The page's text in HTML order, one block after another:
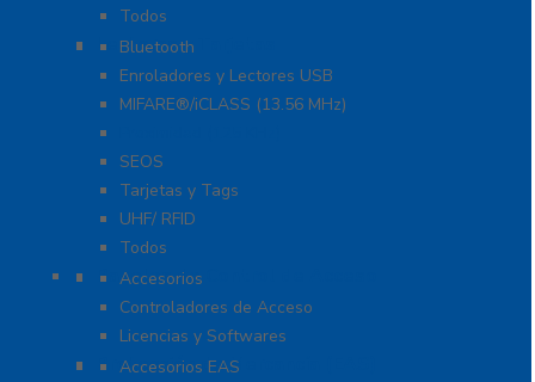
Todos
Lectoras y Tarjetas
Bluetooth
Enroladores y Lectores USB
MIFARE®/iCLASS (13.56 MHz)
SEOS
Tarjetas y Tags
UHF/ RFID
Todos
Paneles de Control de Acceso
Accesorios
Controladores de Acceso
Licencias y Softwares
Protección de Mercancía (EAS)
Accesorios EAS